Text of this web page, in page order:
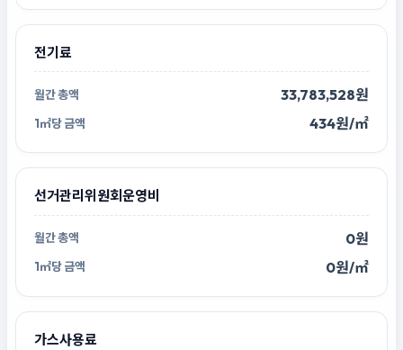
전기료
33,783,528원
434원/㎡
선거관리위원회운영비
0원
0원/㎡
가스사용료